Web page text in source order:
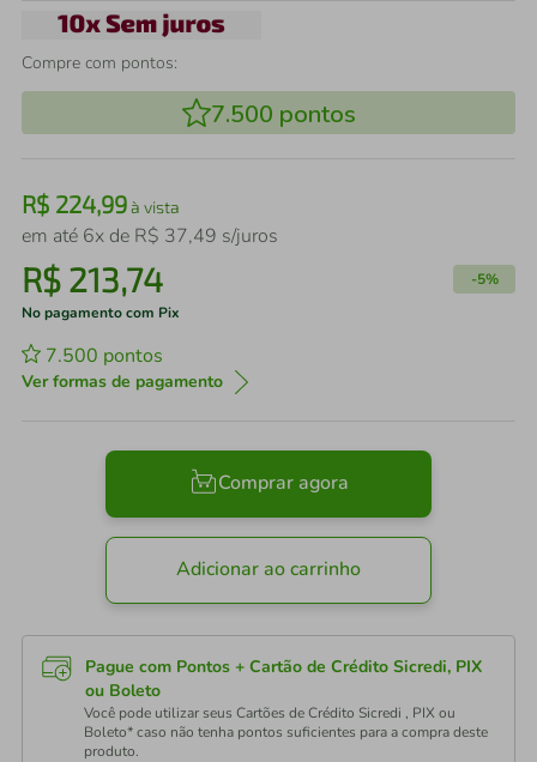
Compre com pontos:
7.500 pontos
R$ 224,99à vista
em até 6x de R$ 37,49 s/juros
R$ 213,74 -5%
No pagamento com Pix
7.500 pontos
Ver formas de pagamento
Comprar agora
Adicionar ao carrinho
Pague com Pontos + Cartão de Crédito Sicredi, PIX
ou Boleto
Você pode utilizar seus Cartões de Crédito Sicredi , PIX ou
Boleto* caso não tenha pontos suficientes para a compra deste
produto.